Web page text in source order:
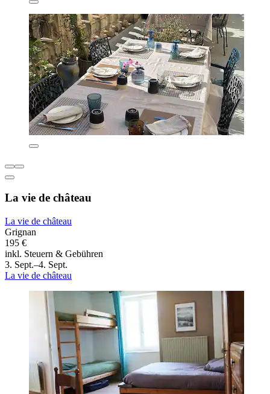
La vie de château
La vie de château
Grignan
195 €
inkl. Steuern & Gebühren
3. Sept.–4. Sept.
La vie de château